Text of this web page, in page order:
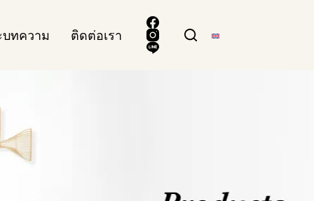
บทความ ติดต่อเรา